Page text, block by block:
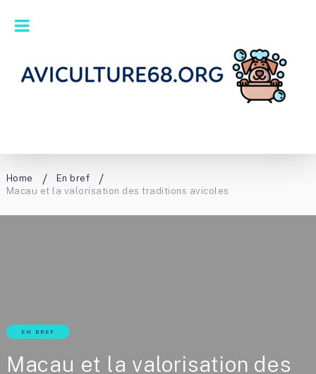
Home
En bref
Macau et la valorisation des traditions avicoles
EN BREF
Macau et la valorisation des